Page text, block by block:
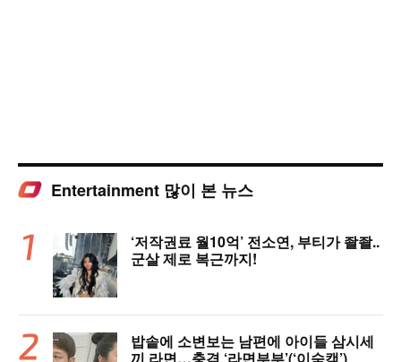
Entertainment 많이 본 뉴스
‘저작권료 월10억’ 전소연, 부티가 좔좔..
군살 제로 복근까지!
밥솥에 소변보는 남편에 아이들 삼시세